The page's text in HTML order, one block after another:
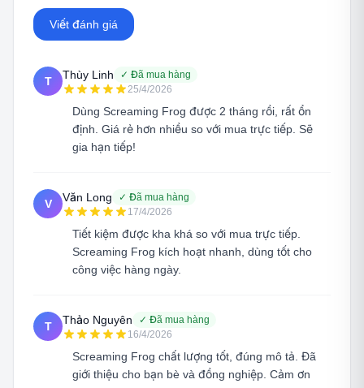
Viết đánh giá
T Thùy Linh ✓ Đã mua hàng
25/4/2026
Dùng Screaming Frog được 2 tháng rồi, rất ổn
định. Giá rẻ hơn nhiều so với mua trực tiếp. Sẽ
gia hạn tiếp!
V Văn Long ✓ Đã mua hàng
17/4/2026
Tiết kiệm được kha khá so với mua trực tiếp.
Screaming Frog kích hoạt nhanh, dùng tốt cho
công việc hàng ngày.
T Thảo Nguyên ✓ Đã mua hàng
16/4/2026
Screaming Frog chất lượng tốt, đúng mô tả. Đã
giới thiệu cho bạn bè và đồng nghiệp. Cảm ơn